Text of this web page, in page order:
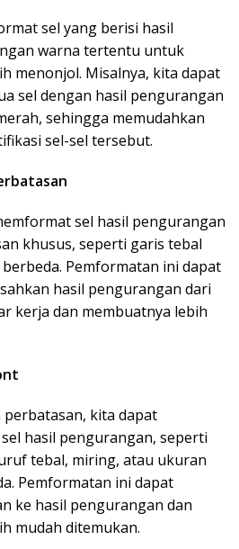
sel yang berisi hasil
warna tertentu untuk
menonjol. Misalnya, kita dapat
sel dengan hasil pengurangan
sehingga memudahkan
sel-sel tersebut.
sel hasil pengurangan
khusus, seperti garis tebal
Pemformatan ini dapat
hasil pengurangan dari
kerja dan membuatnya lebih
perbatasan, kita dapat
hasil pengurangan, seperti
tebal, miring, atau ukuran
Pemformatan ini dapat
ke hasil pengurangan dan
mudah ditemukan.